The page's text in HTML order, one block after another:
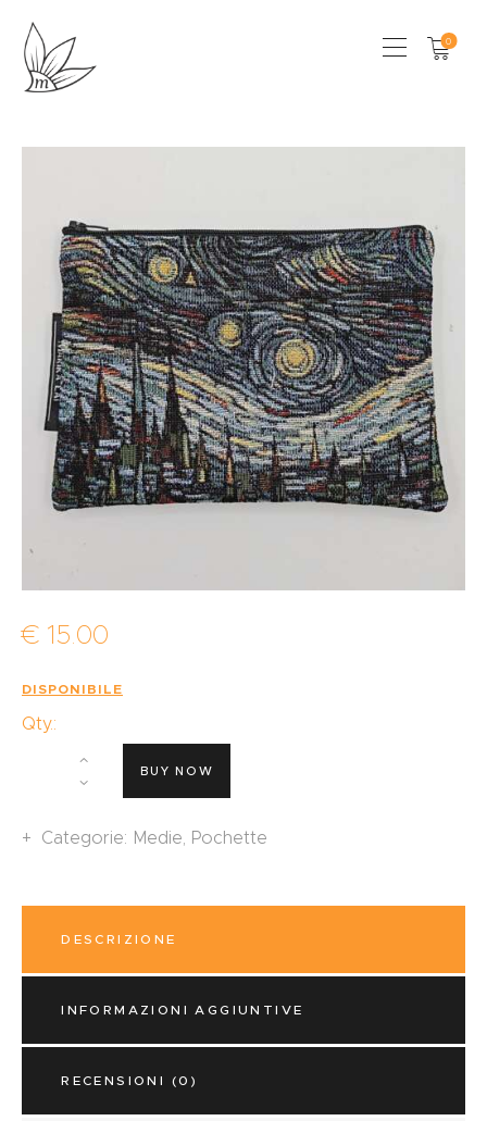
0
LOCAL STORES
CONTATTI
€ 15.00
DISPONIBILE
Qty.:
BUY NOW
Categorie: Medie Pochette
DESCRIZIONE
INFORMAZIONI AGGIUNTIVE
RECENSIONI (0)